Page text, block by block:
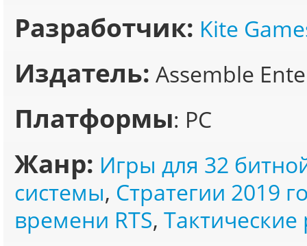
Разработчик: Kite
Издатель: Assemble
Платформы: PC
Жанр: Игры для 32
системы, Стратегии 2019
времени RTS,